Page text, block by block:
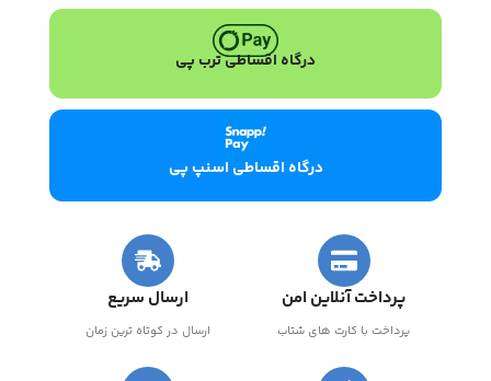
درگاه اقساطی ترب پی
درگاه اقساطی اسنپ پی
پرداخت آنلاین امن
پرداخت با کارت های شتاب
ارسال سریع
ارسال در کوتاه ترین زمان